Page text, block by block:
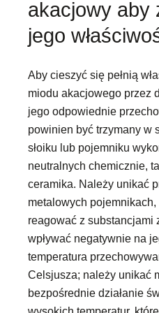
akacjowy aby
jego
Aby cieszyć się pełnią
miodu akacjowego przez
jego odpowiednie
powinien być trzymany w
słoiku lub pojemniku
neutralnych chemicznie,
ceramika. Należy unikać
metalowych
reagować z substancjami
wpływać negatywnie na
temperatura
Celsjusza; należy unikać
bezpośrednie działanie